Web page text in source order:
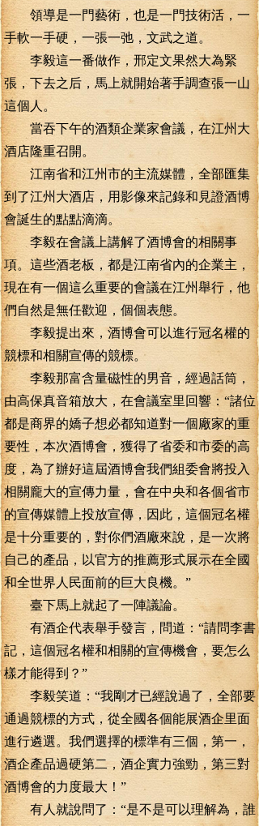
領導是一門藝術，也是一門技術活，一
手軟一手硬，一張一弛，文武之道。
李毅這一番做作，邢定文果然大為緊
張，下去之后，馬上就開始著手調查張一山
這個人。
當吞下午的酒類企業家會議，在江州大
酒店隆重召開。
江南省和江州市的主流媒體，全部匯集
到了江州大酒店，用影像來記錄和見證酒博
會誕生的點點滴滴。
李毅在會議上講解了酒博會的相關事
項。這些酒老板，都是江南省內的企業主，
現在有一個這么重要的會議在江州舉行，他
們自然是無任歡迎，個個表態。
李毅提出來，酒博會可以進行冠名權的
競標和相關宣傳的競標。
李毅那富含量磁性的男音，經過話筒，
由高保真音箱放大，在會議室里回響：“諸位
都是商界的嬌子想必都知道對一個廠家的重
要性，本次酒博會，獲得了省委和市委的高
度，為了辦好這屆酒博會我們組委會將投入
相關龐大的宣傳力量，會在中央和各個省市
的宣傳媒體上投放宣傳，因此，這個冠名權
是十分重要的，對你們酒廠來說，是一次將
自己的產品，以官方的推薦形式展示在全國
和全世界人民面前的巨大良機。”
臺下馬上就起了一陣議論。
有酒企代表舉手發言，問道：“請問李書
記，這個冠名權和相關的宣傳機會，要怎么
樣才能得到？”
李毅笑道：“我剛才已經說過了，全部要
通過競標的方式，從全國各個能展酒企里面
進行遴選。我們選擇的標準有三個，第一，
酒企產品過硬第二，酒企實力強勁，第三對
酒博會的力度最大！”
有人就說問了：“是不是可以理解為，誰